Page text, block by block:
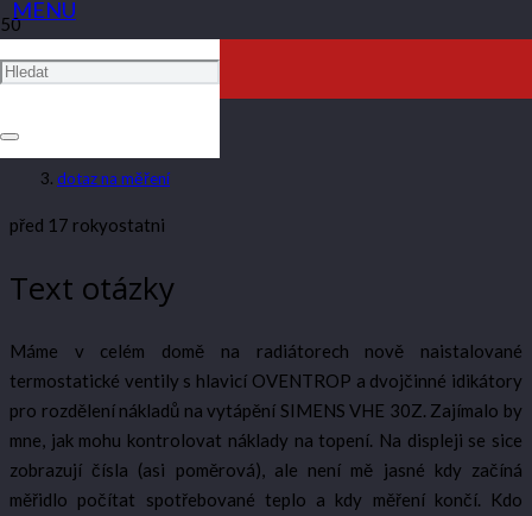
DOTAZ NA MĚŘENÍ
dotaz na měření
před 17 rokyostatni
Text otázky
Máme v celém domě na radiátorech nově naistalované
termostatické ventily s hlavicí OVENTROP a dvojčinné idikátory
pro rozdělení nákladů na vytápění SIMENS VHE 30Z. Zajímalo by
mne, jak mohu kontrolovat náklady na topení. Na displeji se sice
zobrazují čísla (asi poměrová), ale není mě jasné kdy začíná
měřidlo počítat spotřebované teplo a kdy měření končí. Kdo